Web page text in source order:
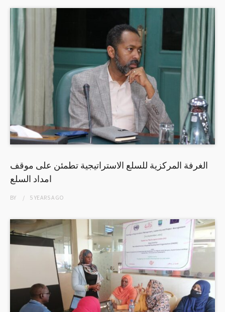
الغرفة المركزية للسلع الاستراتيجية تطمئن على موقف
امداد السلع
BY 5 YEARSAGO